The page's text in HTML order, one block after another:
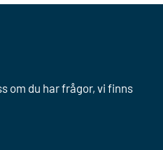
om du har frågor, vi finns